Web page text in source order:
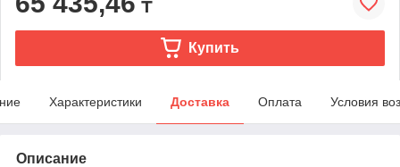
₸
Купить
Характеристики Доставка Оплата Условия
Описание